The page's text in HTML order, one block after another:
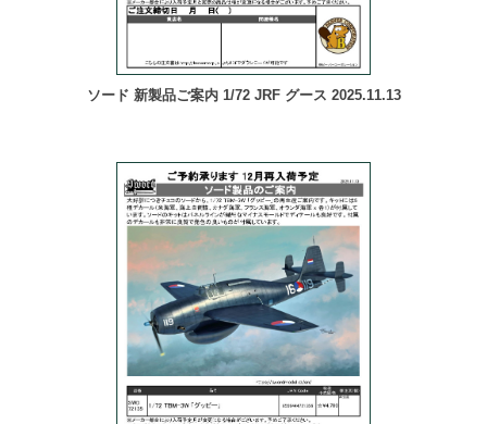
ソード 新製品ご案内 1/72 JRF グース 2025.11.13